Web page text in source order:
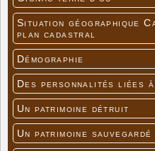
Situation géographique
plan cadastral
Démographie
Des personnalités liées à
Un patrimoine détruit
Un patrimoine sauvegardé